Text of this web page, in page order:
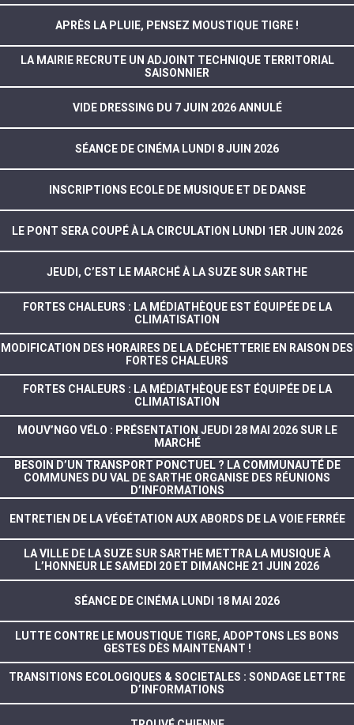
APRÈS LA PLUIE, PENSEZ MOUSTIQUE TIGRE !
LA MAIRIE RECRUTE UN ADJOINT TECHNIQUE TERRITORIAL
SAISONNIER
VIDE DRESSING DU 7 JUIN 2026 ANNULÉ
SÉANCE DE CINÉMA LUNDI 8 JUIN 2026
INSCRIPTIONS ECOLE DE MUSIQUE ET DE DANSE
LE PONT SERA COUPÉ À LA CIRCULATION LUNDI 1ER JUIN 2026
JEUDI, C’EST LE MARCHÉ À LA SUZE SUR SARTHE
FORTES CHALEURS : LA MÉDIATHÈQUE EST ÉQUIPÉE DE LA
CLIMATISATION
MODIFICATION DES HORAIRES DE LA DÉCHETTERIE EN RAISON DES
FORTES CHALEURS
FORTES CHALEURS : LA MÉDIATHÈQUE EST ÉQUIPÉE DE LA
CLIMATISATION
MOUV’NGO VÉLO : PRÉSENTATION JEUDI 28 MAI 2026 SUR LE
MARCHÉ
BESOIN D’UN TRANSPORT PONCTUEL ? LA COMMUNAUTÉ DE
COMMUNES DU VAL DE SARTHE ORGANISE DES RÉUNIONS
D’INFORMATIONS
ENTRETIEN DE LA VÉGÉTATION AUX ABORDS DE LA VOIE FERRÉE
LA VILLE DE LA SUZE SUR SARTHE METTRA LA MUSIQUE À
L’HONNEUR LE SAMEDI 20 ET DIMANCHE 21 JUIN 2026
SÉANCE DE CINÉMA LUNDI 18 MAI 2026
LUTTE CONTRE LE MOUSTIQUE TIGRE, ADOPTONS LES BONS
GESTES DÈS MAINTENANT !
TRANSITIONS ECOLOGIQUES & SOCIETALES : SONDAGE LETTRE
D’INFORMATIONS